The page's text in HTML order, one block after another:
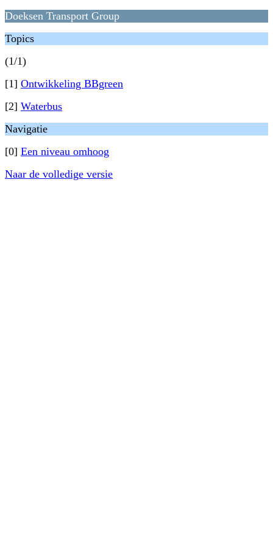
Doeksen Transport Group
Topics
(1/1)
[1] Ontwikkeling BBgreen
[2] Waterbus
Navigatie
[0] Een niveau omhoog
Naar de volledige versie